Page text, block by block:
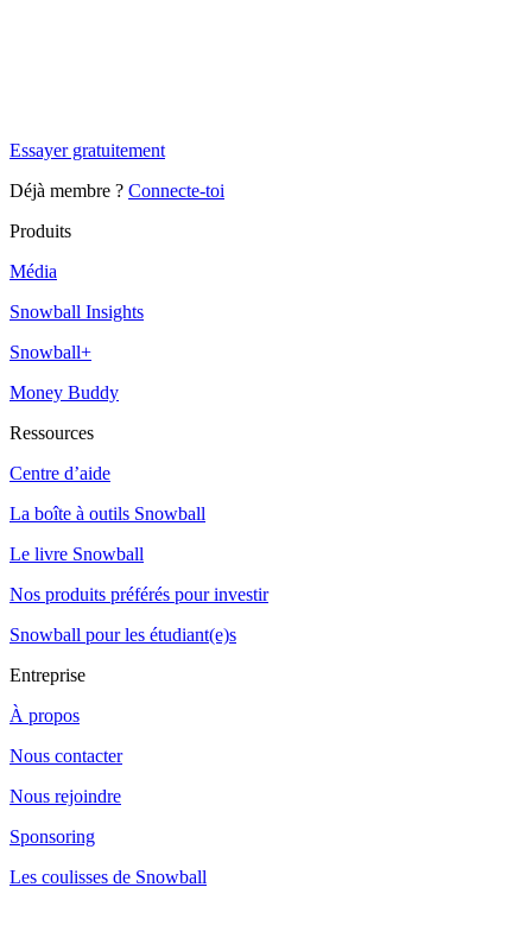
Essayer gratuitement
Déjà membre ? Connecte-toi
Produits
Média
Snowball Insights
Snowball+
Money Buddy
Ressources
Centre d’aide
La boîte à outils Snowball
Le livre Snowball
Nos produits préférés pour investir
Snowball pour les étudiant(e)s
Entreprise
À propos
Nous contacter
Nous rejoindre
Sponsoring
Les coulisses de Snowball